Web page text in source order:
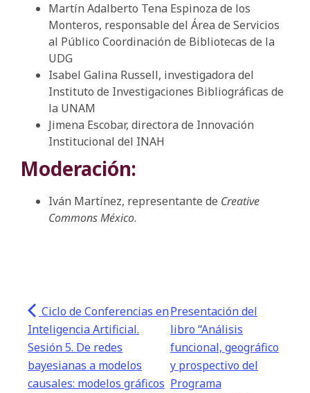
Martín Adalberto Tena Espinoza de los
Monteros, responsable del Área de Servicios
al Público Coordinación de Bibliotecas de la
UDG
Isabel Galina Russell, investigadora del
Instituto de Investigaciones Bibliográficas de
la UNAM
Jimena Escobar, directora de Innovación
Institucional del INAH
Moderación:
Iván Martínez, representante de Creative
Commons México.
Ciclo de Conferencias en
Inteligencia Artificial.
Sesión 5. De redes
bayesianas a modelos
causales: modelos gráficos
Presentación del
libro “Análisis
funcional, geográfico
y prospectivo del
Programa